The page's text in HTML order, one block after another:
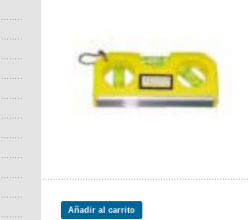
Añadir al carrito